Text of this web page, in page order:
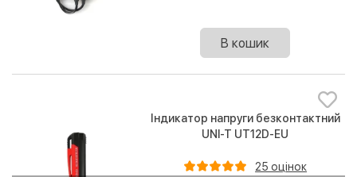
В кошик
Індикатор напруги безконтактний
UNI-T UT12D-EU
25 оцінок